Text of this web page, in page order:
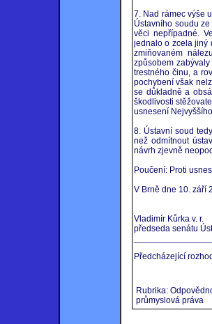
7. Nad rámec výše
Ústavního soudu
věci nepřípadné.
jednalo o zcela jiný
zmiňovaném
způsobem
trestného činu, a
pochybení však
se důkladně a
škodlivosti
usnesení
8. Ústavní soud
než odmítnout
návrh zjevně
Poučení: Proti
V Brně dne 10. září
Vladimír Kůrka v. r.
předseda senátu
Předcházející
Rubrika:
průmyslová práva